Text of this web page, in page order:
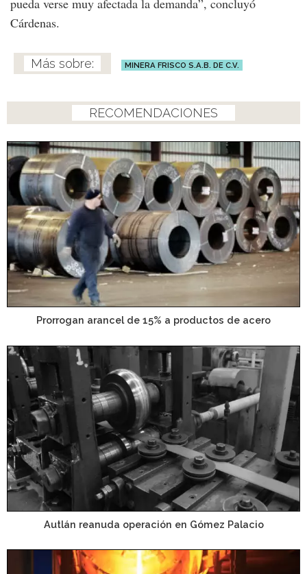
pueda verse muy afectada la demanda”, concluyó
Cárdenas.
MINERA FRISCO S.A.B. DE C.V.
RECOMENDACIONES
Prorrogan arancel de 15% a productos de acero
Autlán reanuda operación en Gómez Palacio